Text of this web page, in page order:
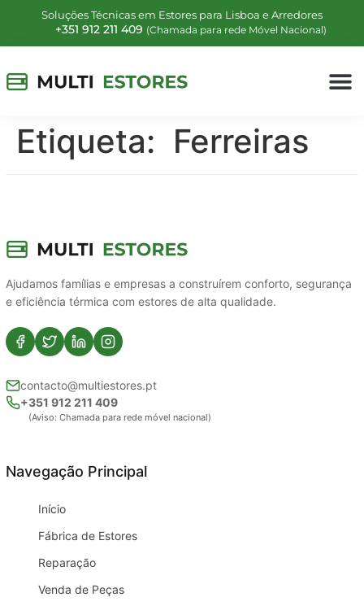
Soluções Técnicas em Estores para Lisboa e Arredores
+351 912 211 409 (Chamada para rede Móvel Nacional)
Etiqueta: Ferreiras
Ajudamos famílias e empresas a construírem conforto, segurança
e eficiência térmica com estores de alta qualidade.
contacto@multiestores.pt
+351 912 211 409
(Aviso: Chamada para rede móvel nacional)
Navegação Principal
Início
Fábrica de Estores
Reparação
Venda de Peças